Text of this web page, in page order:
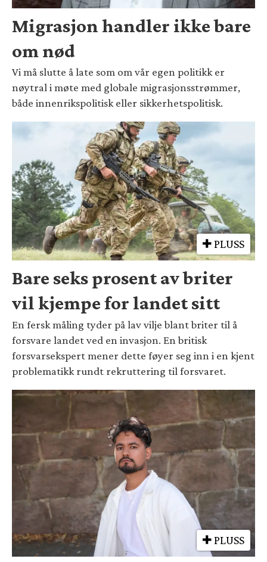
Migrasjon handler ikke bare
om nød
Vi må slutte å late som om vår egen politikk er
nøytral i møte med globale migrasjonsstrømmer,
både innenrikspolitisk eller sikkerhetspolitisk.
PLUSS
Bare seks prosent av briter
vil kjempe for landet sitt
En fersk måling tyder på lav vilje blant briter til å
forsvare landet ved en invasjon. En britisk
forsvarsekspert mener dette føyer seg inn i en kjent
problematikk rundt rekruttering til forsvaret.
PLUSS